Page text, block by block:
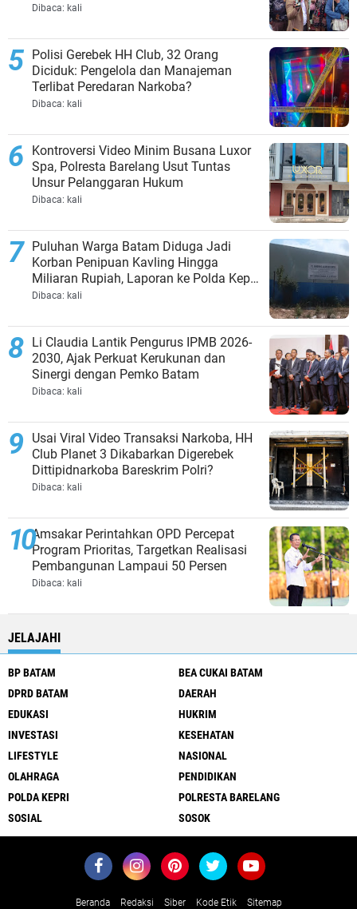
Dibaca: kali
Polisi Gerebek HH Club, 32 Orang
Diciduk: Pengelola dan Manajeman
Terlibat Peredaran Narkoba?
Dibaca: kali
Kontroversi Video Minim Busana Luxor
Spa, Polresta Barelang Usut Tuntas
Unsur Pelanggaran Hukum
Dibaca: kali
Puluhan Warga Batam Diduga Jadi
Korban Penipuan Kavling Hingga
Miliaran Rupiah, Laporan ke Polda Kepri
Jalan di Tempat?
Dibaca: kali
Li Claudia Lantik Pengurus IPMB 2026-
2030, Ajak Perkuat Kerukunan dan
Sinergi dengan Pemko Batam
Dibaca: kali
Usai Viral Video Transaksi Narkoba, HH
Club Planet 3 Dikabarkan Digerebek
Dittipidnarkoba Bareskrim Polri?
Dibaca: kali
Amsakar Perintahkan OPD Percepat
Program Prioritas, Targetkan Realisasi
Pembangunan Lampaui 50 Persen
Dibaca: kali
JELAJAHI
BP BATAM
BEA CUKAI BATAM
DPRD BATAM
DAERAH
EDUKASI
HUKRIM
INVESTASI
KESEHATAN
LIFESTYLE
NASIONAL
OLAHRAGA
PENDIDIKAN
POLDA KEPRI
POLRESTA BARELANG
SOSIAL
SOSOK
Beranda Redaksi Siber Kode Etik Sitemap